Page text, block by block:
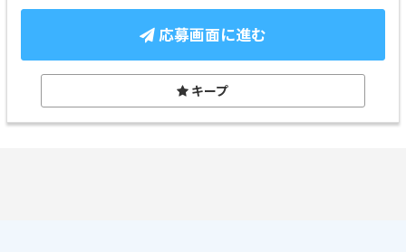
応募画面に進む
キープ